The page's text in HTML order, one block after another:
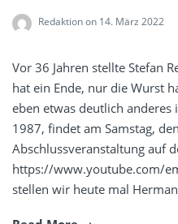
Redaktionon 14. März 2022
Vor 36 Jahren stellte Stefan
hat ein Ende, nur die Wurst
eben etwas deutlich anderes
1987, findet am Samstag,
Abschlussveranstaltung auf
https://www.youtube.com/
stellen wir heute mal